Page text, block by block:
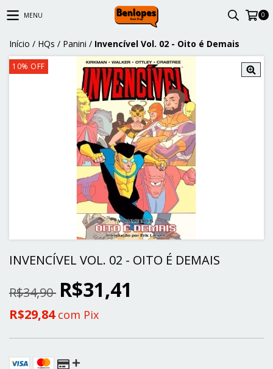
MENU 0
Início / HQs / Panini / Invencível Vol. 02 - Oito é Demais
10% OFF
INVENCÍVEL VOL. 02 - OITO É DEMAIS
R$34,90 R$31,41
R$29,84 com Pix